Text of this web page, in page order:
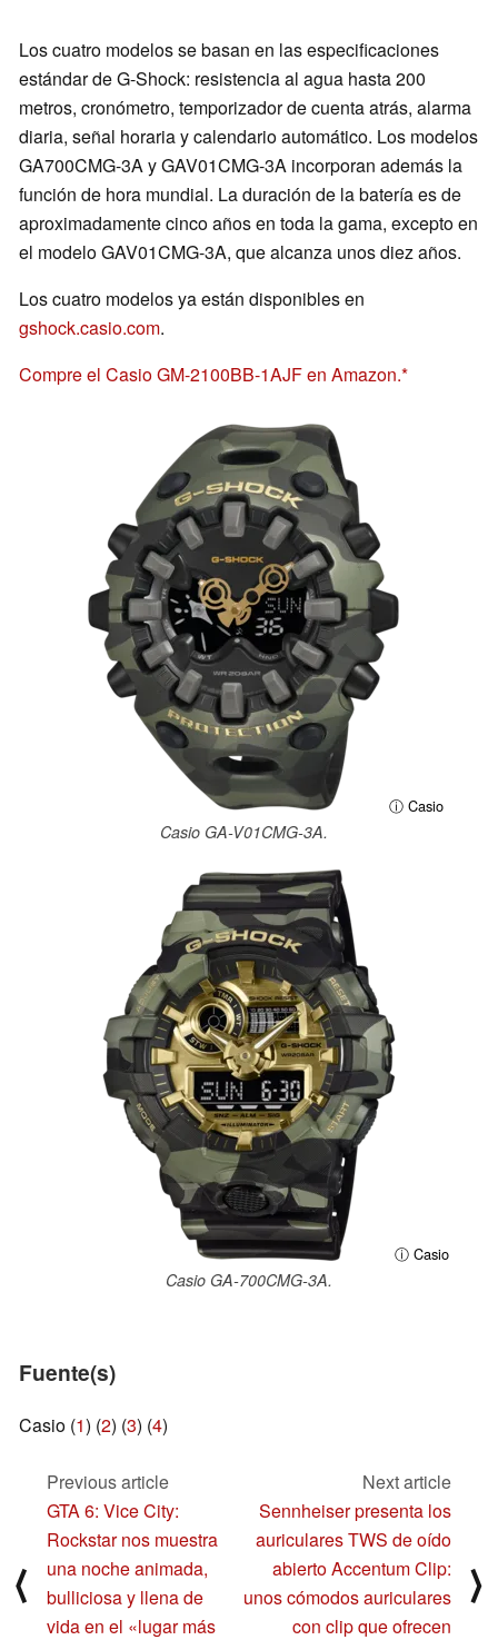
Los cuatro modelos se basan en las especificaciones
estándar de G-Shock: resistencia al agua hasta 200
metros, cronómetro, temporizador de cuenta atrás, alarma
diaria, señal horaria y calendario automático. Los modelos
GA700CMG-3A y GAV01CMG-3A incorporan además la
función de hora mundial. La duración de la batería es de
aproximadamente cinco años en toda la gama, excepto en
el modelo GAV01CMG-3A, que alcanza unos diez años.
Los cuatro modelos ya están disponibles en
gshock.casio.com.
Compre el Casio GM-2100BB-1AJF en Amazon.
ⓘ Casio
Casio GA-V01CMG-3A.
ⓘ Casio
Casio GA-700CMG-3A.
Fuente(s)
Casio (1) (2) (3) (4)
⟨
Previous article
GTA 6: Vice City:
Rockstar nos muestra
una noche animada,
bulliciosa y llena de
vida en el «lugar más
Next article
Sennheiser presenta los
auriculares TWS de oído
abierto Accentum Clip:
unos cómodos auriculares
con clip que ofrecen
⟩